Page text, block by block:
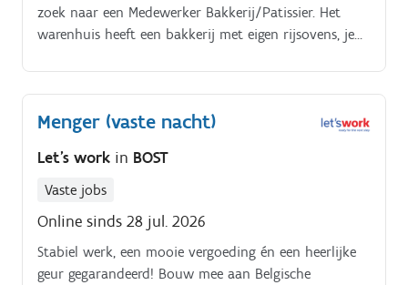
zoek naar een Medewerker Bakkerij/Patissier. Het
warenhuis heeft een bakkerij met eigen rijsovens, je
van het deeg.
Menger (vaste nacht)
Let's work in BOST
Vaste jobs
Online sinds 28 jul. 2026
Stabiel werk, een mooie vergoeding én een heerlijke
geur gegarandeerd! Bouw mee aan Belgische